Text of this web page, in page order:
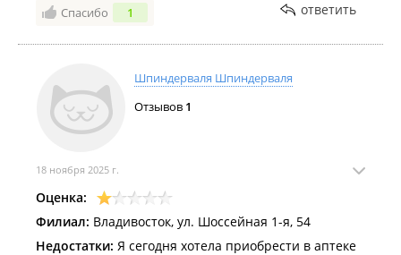
для покупки лекарств
Спасибо 1 ответить
Шпиндерваля Шпиндерваля
Отзывов 1
18 ноября 2025 г.
Оценка:
Филиал: Владивосток, ул. Шоссейная 1-я, 54
Недостатки: Я сегодня хотела приобрести в аптеке